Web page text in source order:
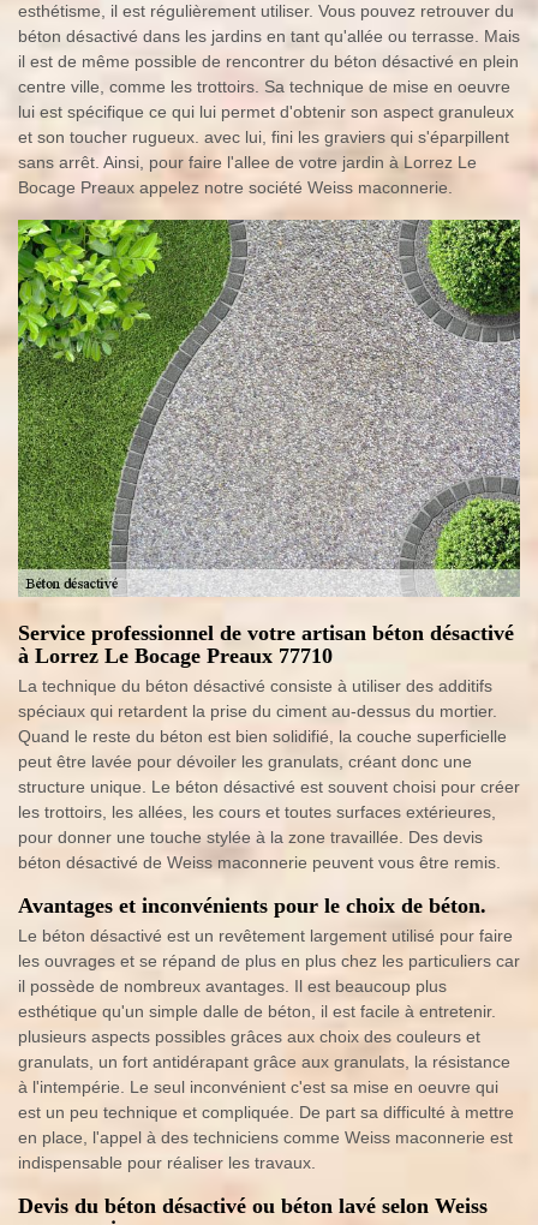
esthétisme, il est régulièrement utiliser. Vous pouvez retrouver du
béton désactivé dans les jardins en tant qu'allée ou terrasse. Mais
il est de même possible de rencontrer du béton désactivé en plein
centre ville, comme les trottoirs. Sa technique de mise en oeuvre
lui est spécifique ce qui lui permet d'obtenir son aspect granuleux
et son toucher rugueux. avec lui, fini les graviers qui s'éparpillent
sans arrêt. Ainsi, pour faire l'allee de votre jardin à Lorrez Le
Bocage Preaux appelez notre société Weiss maconnerie.
Service professionnel de votre artisan béton désactivé
à Lorrez Le Bocage Preaux 77710
La technique du béton désactivé consiste à utiliser des additifs
spéciaux qui retardent la prise du ciment au-dessus du mortier.
Quand le reste du béton est bien solidifié, la couche superficielle
peut être lavée pour dévoiler les granulats, créant donc une
structure unique. Le béton désactivé est souvent choisi pour créer
les trottoirs, les allées, les cours et toutes surfaces extérieures,
pour donner une touche stylée à la zone travaillée. Des devis
béton désactivé de Weiss maconnerie peuvent vous être remis.
Avantages et inconvénients pour le choix de béton.
Le béton désactivé est un revêtement largement utilisé pour faire
les ouvrages et se répand de plus en plus chez les particuliers car
il possède de nombreux avantages. Il est beaucoup plus
esthétique qu'un simple dalle de béton, il est facile à entretenir.
plusieurs aspects possibles grâces aux choix des couleurs et
granulats, un fort antidérapant grâce aux granulats, la résistance
à l'intempérie. Le seul inconvénient c'est sa mise en oeuvre qui
est un peu technique et compliquée. De part sa difficulté à mettre
en place, l'appel à des techniciens comme Weiss maconnerie est
indispensable pour réaliser les travaux.
Devis du béton désactivé ou béton lavé selon Weiss